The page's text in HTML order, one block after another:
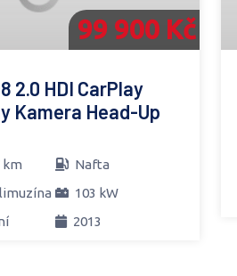
99 900 Kč
2.0 HDI CarPlay
Kamera Head-Up
km
Nafta
103 kW
2013